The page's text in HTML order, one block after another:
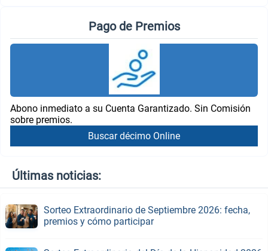
Pago de Premios
Abono inmediato a su Cuenta Garantizado. Sin Comisión
sobre premios.
Buscar décimo Online
Últimas noticias:
Sorteo Extraordinario de Septiembre 2026: fecha,
premios y cómo participar